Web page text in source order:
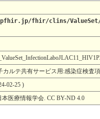
fhir/clins/ValueSet/
カルテ共有サービス用:感染症検査
02-25 )
本医療情報学会. CC BY-ND 4.0